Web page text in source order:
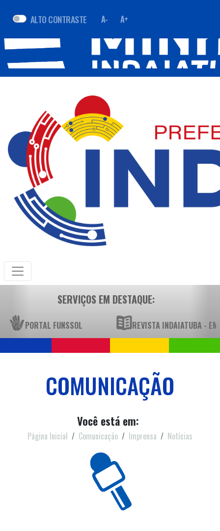
ALTO CONTRASTE A- A+
SERVIÇOS EM DESTAQUE:
PORTAL FUNSSOL REVISTA INDAIATUBA -
COMUNICAÇÃO
Você está em:
Página Inicial Comunicação Imprensa Notícias